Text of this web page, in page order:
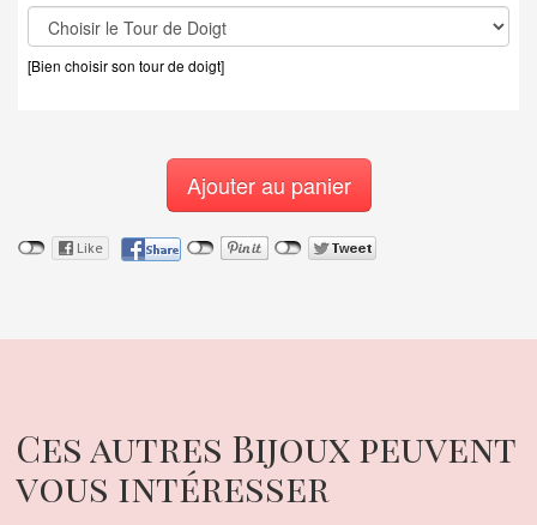
[Bien choisir son tour de doigt]
Ajouter au panier
Ces autres Bijoux peuvent
vous intéresser